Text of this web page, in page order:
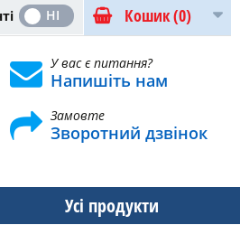
Кошик(0)
НІ
У вас є питання?
Напишіть нам
Замовте
Зворотний дзвінок
Усі продукти